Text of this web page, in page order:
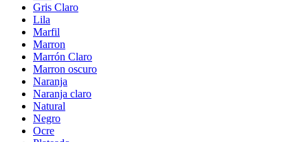
Gris Claro
Lila
Marfil
Marron
Marrón Claro
Marron oscuro
Naranja
Naranja claro
Natural
Negro
Ocre